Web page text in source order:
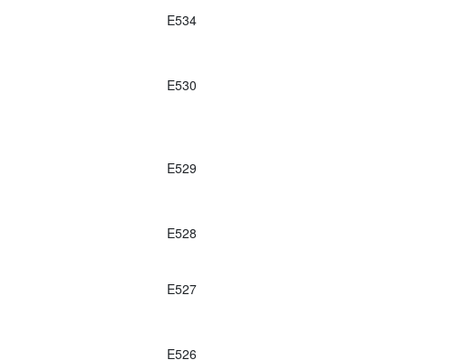
E534
E530
E529
E528
E527
E526